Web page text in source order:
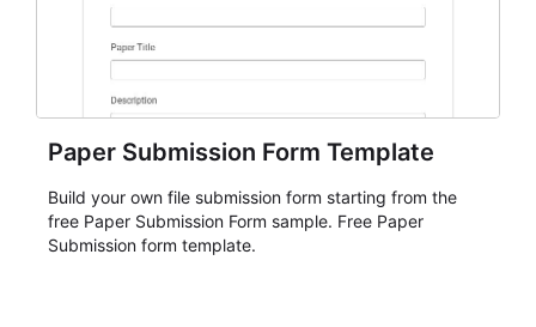
Paper Submission Form Template
Build your own file submission form starting from the
free Paper Submission Form sample. Free Paper
Submission form template.